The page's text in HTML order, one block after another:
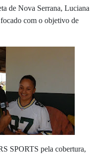
de Nova Serrana, Luciana
com o objetivo de
SPORTS pela cobertura,